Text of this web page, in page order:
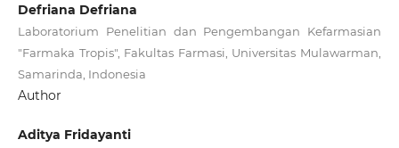
Defriana Defriana
Laboratorium Penelitian dan Pengembangan Kefarmasian
"Farmaka Tropis", Fakultas Farmasi, Universitas Mulawarman,
Samarinda, Indonesia
Author
Aditya Fridayanti